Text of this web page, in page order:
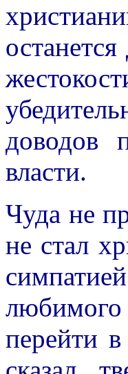
доводов
власти.
Чуда не
не стал
перейти